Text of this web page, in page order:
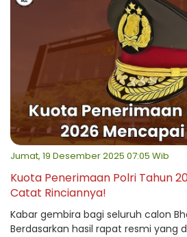
Jumat, 19 Desember 2025 07:05 Wib
Kuota Penerimaan Polri Tahun
Catat Rinciannya!
Kabar gembira bagi seluruh calon
Berdasarkan hasil rapat resmi yang